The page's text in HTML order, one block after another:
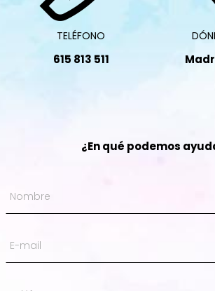
TELÉFONO
615 813 511
¿En qué podemos